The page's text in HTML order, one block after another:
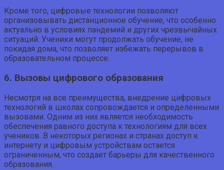
Кроме того, цифровые технологии позволяют
организовывать дистанционное обучение, что особенно
актуально в условиях пандемий и других чрезвычайных
ситуаций. Ученики могут продолжать обучение, не
покидая дома, что позволяет избежать перерывов в
образовательном процессе.
6. Вызовы цифрового образования
Несмотря на все преимущества, внедрение цифровых
технологий в школах сопровождается и определенными
вызовами. Одним из них является необходимость
обеспечения равного доступа к технологиям для всех
учеников. В некоторых регионах и странах доступ к
интернету и цифровым устройствам остается
ограниченным, что создает барьеры для качественного
образования.